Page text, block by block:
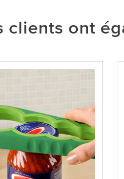
clients ont